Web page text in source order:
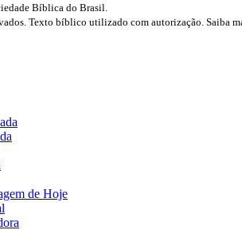
Bíblica do Brasil.
Texto bíblico utilizado com autorização. Saiba
de Hoje